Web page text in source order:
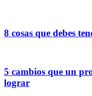
8 cosas que debes
5 cambios que un
lograr